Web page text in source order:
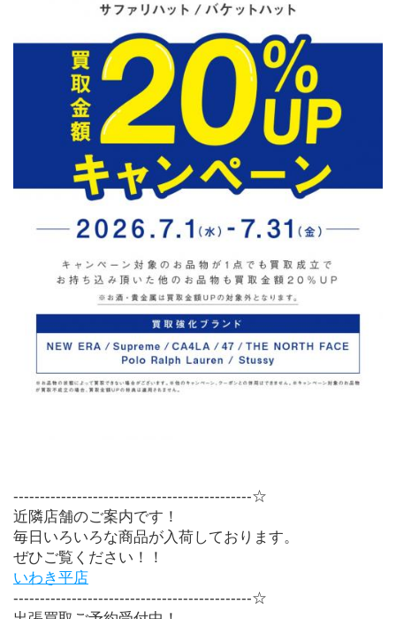
---------------------------------------------☆
近隣店舗のご案内です！
毎日いろいろな商品が入荷しております。
ぜひご覧ください！！
いわき平店
---------------------------------------------☆